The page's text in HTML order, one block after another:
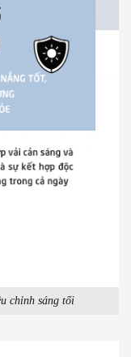
chỉnh sáng tối